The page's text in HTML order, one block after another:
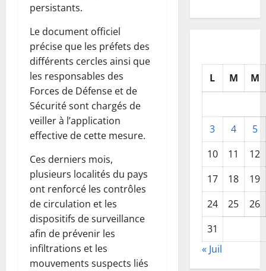
persistants.
Le document officiel
précise que les préfets des
différents cercles ainsi que
les responsables des
Forces de Défense et de
Sécurité sont chargés de
veiller à l’application
effective de cette mesure.
Ces derniers mois,
plusieurs localités du pays
ont renforcé les contrôles
de circulation et les
dispositifs de surveillance
afin de prévenir les
infiltrations et les
mouvements suspects liés
L M M
3 4
5
10
11
12
17
18
19
24
25
26
31
« Juil